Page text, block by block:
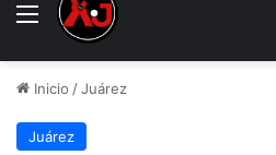
Menu
Inicio /Juárez
Juárez